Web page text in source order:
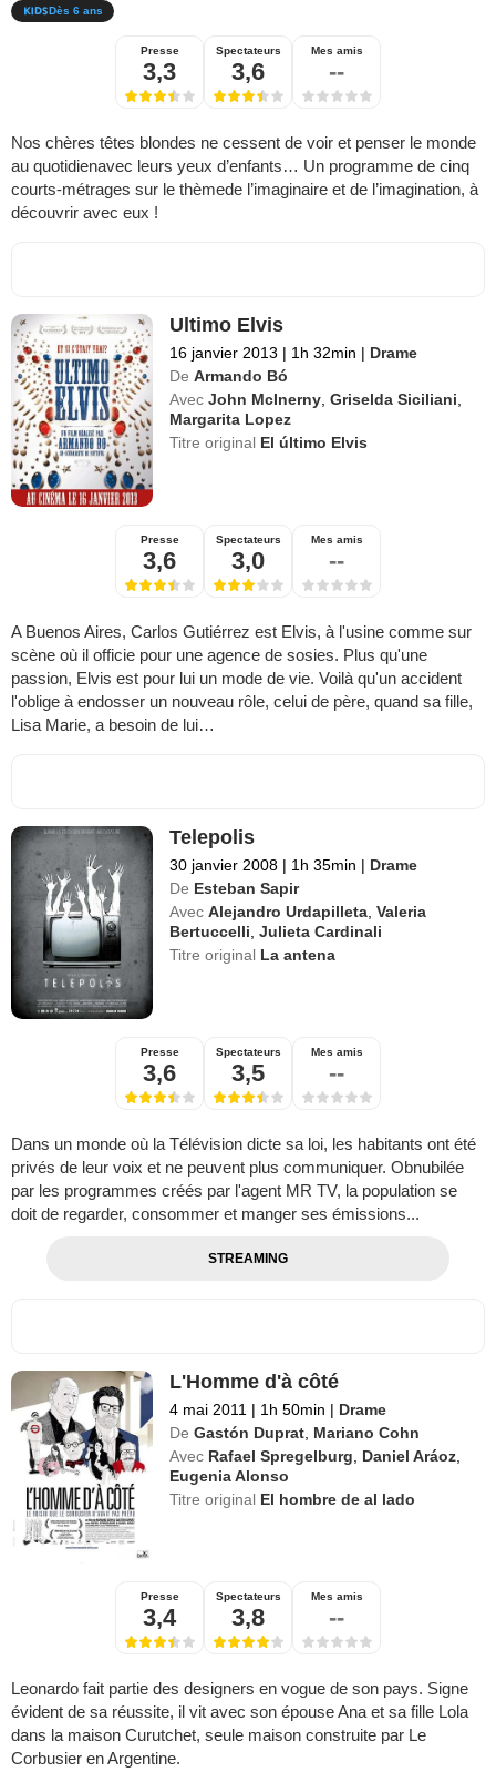
Dès 6 ans
Presse
3,3
Spectateurs
3,6
Mes amis
--
Nos chères têtes blondes ne cessent de voir et penser le monde
au quotidienavec leurs yeux d’enfants… Un programme de cinq
courts-métrages sur le thèmede l’imaginaire et de l’imagination, à
découvrir avec eux !
Ultimo Elvis
16 janvier 2013 | 1h 32min | Drame
De Armando Bó
Avec John McInerny ,Griselda Siciliani
Margarita Lopez
Titre original El último Elvis
Presse
3,6
Spectateurs
3,0
Mes amis
--
A Buenos Aires, Carlos Gutiérrez est Elvis, à l'usine comme sur
scène où il officie pour une agence de sosies. Plus qu'une
passion, Elvis est pour lui un mode de vie. Voilà qu'un accident
l'oblige à endosser un nouveau rôle, celui de père, quand sa fille,
Lisa Marie, a besoin de lui…
Telepolis
30 janvier 2008 | 1h 35min | Drame
De Esteban Sapir
Avec Alejandro Urdapilleta ,Valeria
Bertuccelli ,Julieta Cardinali
Titre original La antena
Presse
3,6
Spectateurs
3,5
Mes amis
--
Dans un monde où la Télévision dicte sa loi, les habitants ont été
privés de leur voix et ne peuvent plus communiquer. Obnubilée
par les programmes créés par l'agent MR TV, la population se
doit de regarder, consommer et manger ses émissions...
STREAMING
L'Homme d'à côté
4 mai 2011 | 1h 50min | Drame
De Gastón Duprat Mariano Cohn
Avec Rafael Spregelburg Daniel Aráoz
Eugenia Alonso
Titre original El hombre de al lado
Presse
3,4
Spectateurs
3,8
Mes amis
--
Leonardo fait partie des designers en vogue de son pays. Signe
évident de sa réussite, il vit avec son épouse Ana et sa fille Lola
dans la maison Curutchet, seule maison construite par Le
Corbusier en Argentine.